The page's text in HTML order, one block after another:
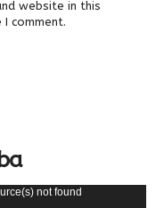
website in this
comment.
not found